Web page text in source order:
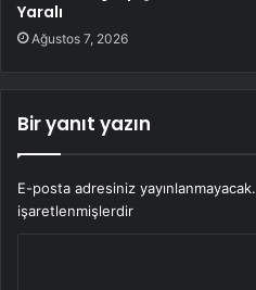
Yaralı
Ağustos 7, 2026
Bir yanıt yazın
E-posta adresiniz yayınlanmayacak.
işaretlenmişlerdir